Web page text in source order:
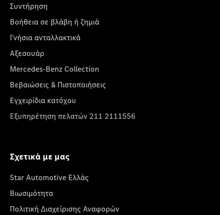
Συντήρηση
Βοήθεια σε βλάβη ή ζημιά
Γνήσια ανταλλακτικά
Αξεσουάρ
Mercedes-Benz Collection
Βεβαιώσεις & Πιστοποιήσεις
Εγχειρίδια κατόχου
Εξυπηρέτηση πελατών 211 2111556
Σχετικά με μας
Star Automotive Ελλάς
Βιωσιμότητα
Πολιτική Διαχείρισης Αναφορών